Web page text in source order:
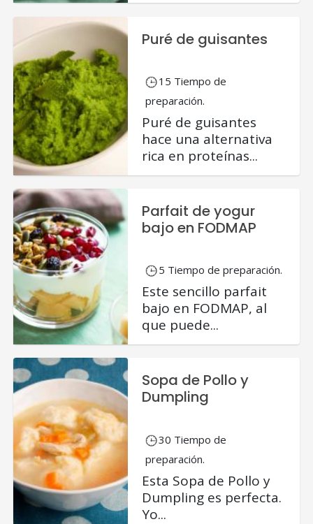
Puré de guisantes
15 Tiempo de
preparación.
Puré de guisantes
hace una alternativa
rica en proteínas...
Parfait de yogur
bajo en FODMAP
5 Tiempo de preparación.
Este sencillo parfait
bajo en FODMAP, al
que puede...
Sopa de Pollo y
Dumpling
30 Tiempo de
preparación.
Esta Sopa de Pollo y
Dumpling es perfecta.
Yo...